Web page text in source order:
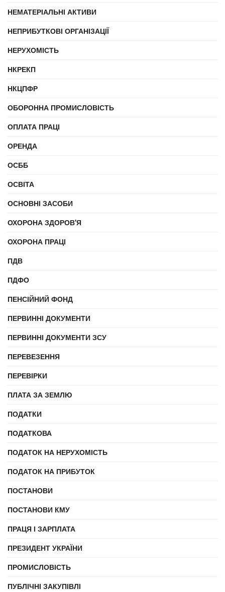
НЕМАТЕРІАЛЬНІ АКТИВИ
НЕПРИБУТКОВІ ОРГАНІЗАЦІЇ
НЕРУХОМІСТЬ
НКРЕКП
НКЦПФР
ОБОРОННА ПРОМИСЛОВІСТЬ
ОПЛАТА ПРАЦІ
ОРЕНДА
ОСББ
ОСВІТА
ОСНОВНІ ЗАСОБИ
ОХОРОНА ЗДОРОВ'Я
ОХОРОНА ПРАЦІ
ПДВ
ПДФО
ПЕНСІЙНИЙ ФОНД
ПЕРВИННІ ДОКУМЕНТИ
ПЕРВИННІ ДОКУМЕНТИ ЗСУ
ПЕРЕВЕЗЕННЯ
ПЕРЕВІРКИ
ПЛАТА ЗА ЗЕМЛЮ
ПОДАТКИ
ПОДАТКОВА
ПОДАТОК НА НЕРУХОМІСТЬ
ПОДАТОК НА ПРИБУТОК
ПОСТАНОВИ
ПОСТАНОВИ КМУ
ПРАЦЯ І ЗАРПЛАТА
ПРЕЗИДЕНТ УКРАЇНИ
ПРОМИСЛОВІСТЬ
ПУБЛІЧНІ ЗАКУПІВЛІ